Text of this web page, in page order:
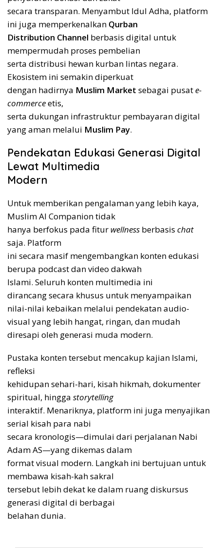
secara transparan. Menyambut Idul Adha, platform
ini juga memperkenalkan Qurban
Distribution Channel berbasis digital untuk
mempermudah proses pembelian
serta distribusi hewan kurban lintas negara.
Ekosistem ini semakin diperkuat
dengan hadirnya Muslim Market sebagai pusate-
commerceetis,
serta dukungan infrastruktur pembayaran digital
yang aman melalui Muslim Pay.
Pendekatan Edukasi Generasi Digital
Lewat Multimedia
Modern
Untuk memberikan pengalaman yang lebih kaya,
Muslim AI Companion tidak
hanya berfokus pada fitur wellness berbasis chat
saja. Platform
ini secara masif mengembangkan konten edukasi
berupa podcast dan video dakwah
Islami. Seluruh konten multimedia ini
dirancang secara khusus untuk menyampaikan
nilai-nilai kebaikan melalui pendekatan audio-
visual yang lebih hangat, ringan, dan mudah
diresapi oleh generasi muda modern.
Pustaka konten tersebut mencakup kajian Islami,
refleksi
kehidupan sehari-hari, kisah hikmah, dokumenter
spiritual, hingga storytelling
interaktif. Menariknya, platform ini juga menyajikan
serial kisah para nabi
secara kronologis—dimulai dari perjalanan Nabi
Adam AS—yang dikemas dalam
format visual modern. Langkah ini bertujuan untuk
membawa kisah-kah sakral
tersebut lebih dekat ke dalam ruang diskursus
generasi digital di berbagai
belahan dunia.